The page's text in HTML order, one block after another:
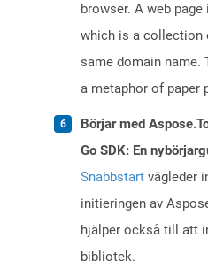
browser. A web
which is a collection
same domain name.
a metaphor of paper
Börjar med
Go SDK: En
Snabbstart vägleder
initieringen av
hjälper också till att
bibliotek.